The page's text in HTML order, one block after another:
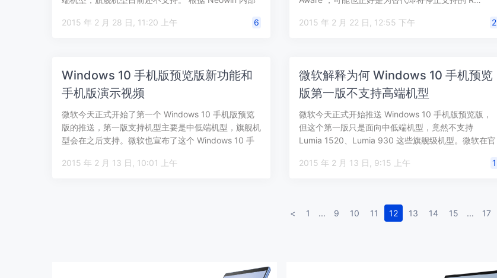
2015 年 2 月 28 日, 11:20 上午
6 2015 年 2 月 22 日, 12:55 下午 2
Windows 10 手机版预览版新功能和
手机版演示视频
微软今天正式开始了第一个 Windows 10 手机版预览
版的推送，第一版支持机型主要是中低端机型，旗舰机
型会在之后支持。微软也宣布了这个 Windows 10 手
2015 年 2 月 13 日, 10:01 上午
微软解释为何 Windows 10 手机预览
版第一版不支持高端机型
微软今天正式开始推送 Windows 10 手机版预览版，
但这个第一版只是面向中低端机型，竟然不支持
Lumia 1520、Lumia 930 这些旗舰级机型。微软在官
2015 年 2 月 13 日, 9:15 上午
1
< 1 ... 9 10 11 12 13 14 15 ... 17